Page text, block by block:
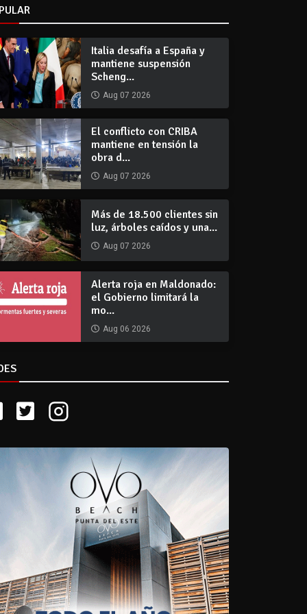
Italia desafía a España y
mantiene suspensión
Scheng...
Aug 07 2026
El conflicto con CRIBA
mantiene en tensión la
obra d...
Aug 07 2026
Más de 18.500 clientes sin
luz, árboles caídos y una...
Aug 07 2026
Alerta roja en Maldonado:
el Gobierno limitará la
mo...
Aug 06 2026